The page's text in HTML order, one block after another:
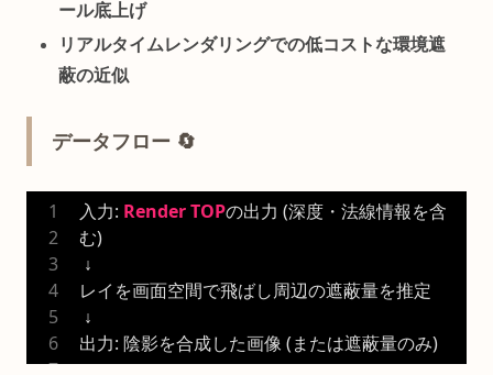
ール底上げ
リアルタイムレンダリングでの低コストな環境遮
蔽の近似
データフロー 🔄
入力: RenderTOPの出力 (深度・法線情報を含
む)
↓
レイを画面空間で飛ばし周辺の遮蔽量を推定
↓
出力: 陰影を合成した画像 (または遮蔽量のみ)